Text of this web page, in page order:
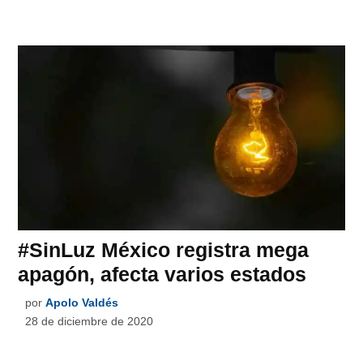
#SinLuz México registra mega
apagón, afecta varios estados
por Apolo Valdés
28 de diciembre de 2020